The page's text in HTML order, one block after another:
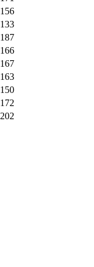
156
133
187
166
167
163
150
172
202